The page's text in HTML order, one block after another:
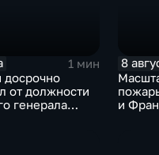
1 мин
досрочно
от должности
генерала
8
и